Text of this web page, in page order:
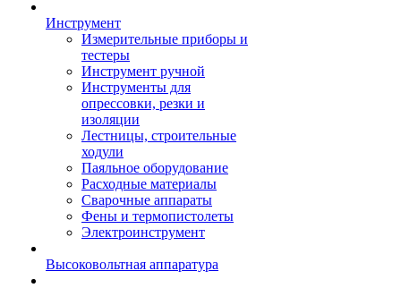
Инструмент
Измерительные приборы и
тестеры
Инструмент ручной
Инструменты для
опрессовки, резки и
изоляции
Лестницы, строительные
ходули
Паяльное оборудование
Расходные материалы
Сварочные аппараты
Фены и термопистолеты
Электроинструмент
Высоковольтная аппаратура